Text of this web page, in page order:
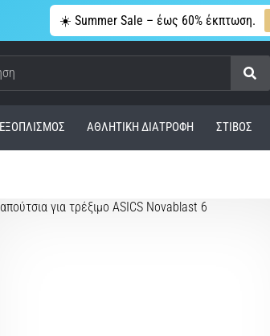
☀️ Summer Sale – έως 60% έκπτωση.
Αναζήτηση
ΕΞΟΠΛΙΣΜΌΣ ΑΘΛΗΤΙΚΉ ΔΙΑΤΡΟΦΉ ΣΤΊΒΟΣ